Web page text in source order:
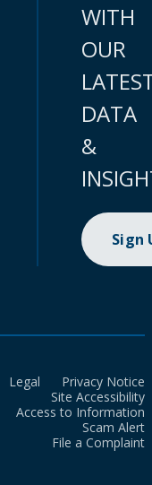
WITH
OUR
DATA
&
Sign
Legal
Privacy Notice
Site Accessibility
Access to Information
Scam Alert
File a Complaint